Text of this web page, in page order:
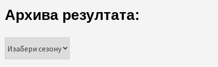
Архива резултата: